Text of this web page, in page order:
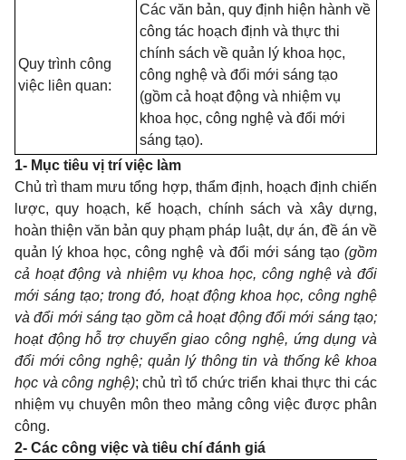
Quy trình công
việc liên quan:
Các văn bản, quy định hiện hành về
công tác hoạch định và thực thi
chính sách về quản lý khoa học,
công nghệ và đổi mới sáng tạo
(gồm cả hoạt động và nhiệm vụ
khoa học, công nghệ và đổi mới
sáng tạo).
1- Mục tiêu vị trí việc làm
Chủ trì tham mưu tổng hợp, thẩm định, hoạch định chiến
lược, quy hoạch, kế hoạch, chính sách và xây dựng,
hoàn thiện văn bản quy phạm pháp luật, dự án, đề án về
quản lý khoa học, công nghệ và đổi mới sáng tạo (gồm
cả hoạt động và nhiệm vụ khoa học, công nghệ và đổi
mới sáng tạo; trong đó, hoạt động khoa học, công nghệ
và đổi mới sáng tạo gồm cả hoạt động đổi mới sáng tạo;
hoạt động hỗ trợ chuyển giao công nghệ, ứng dụng và
đổi mới công nghệ; quản lý thông tin và thống kê khoa
học và công nghệ); chủ trì tổ chức triển khai thực thi các
nhiệm vụ chuyên môn theo mảng công việc được phân
công.
2- Các công việc và tiêu chí đánh giá